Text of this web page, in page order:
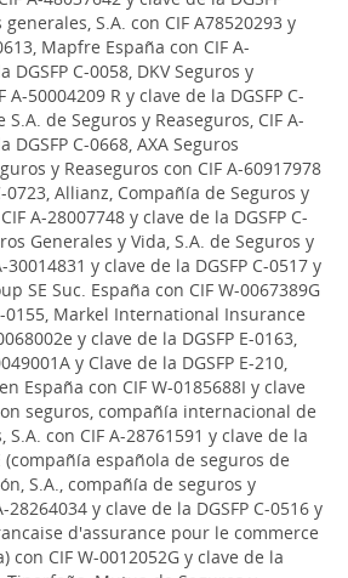
generales, S.A. con CIF A78520293 y
Mapfre España con CIF A-
DGSFP C-0058, DKV Seguros y
A-50004209 R y clave de la DGSFP C-
de Seguros y Reaseguros, CIF A-
DGSFP C-0668, AXA Seguros
y Reaseguros con CIF A-60917978
0723, Allianz, Compañía de Seguros y
A-28007748 y clave de la DGSFP C-
Generales y Vida, S.A. de Seguros y
30014831 y clave de la DGSFP C-0517 y
SE Suc. España con CIF W-0067389G
0155, Markel International Insurance
y clave de la DGSFP E-0163,
y Clave de la DGSFP E-210,
España con CIF W-0185688I y clave
seguros, compañía internacional de
con CIF A-28761591 y clave de la
(compañía española de seguros de
S.A., compañía de seguros y
28264034 y clave de la DGSFP C-0516 y
d'assurance pour le commerce
con CIF W-0012052G y clave de la